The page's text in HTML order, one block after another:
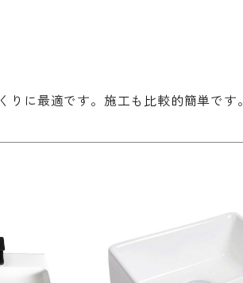
に最適です。施工も比較的簡単です。